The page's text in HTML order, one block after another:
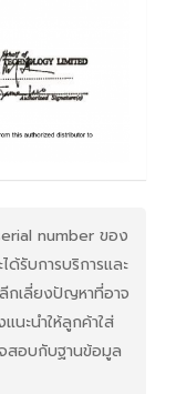
number ของ
รับการบริการและ
ลีกเลี่ยงปัญหาที่อาจ
นะนำให้ลูกค้าใส่
สอบกับฐานข้อมูล